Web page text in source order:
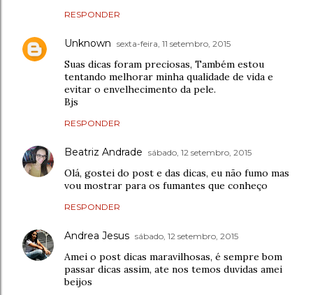
RESPONDER
Unknown sexta-feira, 11 setembro, 2015
Suas dicas foram preciosas, Também estou
tentando melhorar minha qualidade de vida e
evitar o envelhecimento da pele.
Bjs
RESPONDER
Beatriz Andrade sábado, 12 setembro, 2015
Olá, gostei do post e das dicas, eu não fumo mas
vou mostrar para os fumantes que conheço
RESPONDER
Andrea Jesus sábado, 12 setembro, 2015
Amei o post dicas maravilhosas, é sempre bom
passar dicas assim, ate nos temos duvidas amei
beijos